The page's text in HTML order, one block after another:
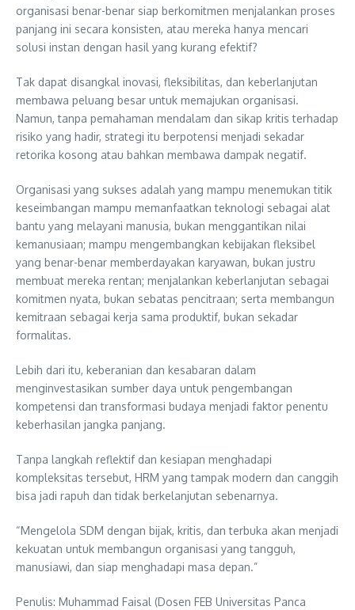
organisasi benar-benar siap berkomitmen menjalankan proses
panjang ini secara konsisten, atau mereka hanya mencari
solusi instan dengan hasil yang kurang efektif?
Tak dapat disangkal inovasi, fleksibilitas, dan keberlanjutan
membawa peluang besar untuk memajukan organisasi.
Namun, tanpa pemahaman mendalam dan sikap kritis terhadap
risiko yang hadir, strategi itu berpotensi menjadi sekadar
retorika kosong atau bahkan membawa dampak negatif.
Organisasi yang sukses adalah yang mampu menemukan titik
keseimbangan mampu memanfaatkan teknologi sebagai alat
bantu yang melayani manusia, bukan menggantikan nilai
kemanusiaan; mampu mengembangkan kebijakan fleksibel
yang benar-benar memberdayakan karyawan, bukan justru
membuat mereka rentan; menjalankan keberlanjutan sebagai
komitmen nyata, bukan sebatas pencitraan; serta membangun
kemitraan sebagai kerja sama produktif, bukan sekadar
formalitas.
Lebih dari itu, keberanian dan kesabaran dalam
menginvestasikan sumber daya untuk pengembangan
kompetensi dan transformasi budaya menjadi faktor penentu
keberhasilan jangka panjang.
Tanpa langkah reflektif dan kesiapan menghadapi
kompleksitas tersebut, HRM yang tampak modern dan canggih
bisa jadi rapuh dan tidak berkelanjutan sebenarnya.
“Mengelola SDM dengan bijak, kritis, dan terbuka akan menjadi
kekuatan untuk membangun organisasi yang tangguh,
manusiawi, dan siap menghadapi masa depan.”
Penulis: Muhammad Faisal (Dosen FEB Universitas Panca